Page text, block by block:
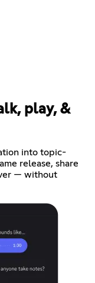
play, &
into topic-
release, share
— without